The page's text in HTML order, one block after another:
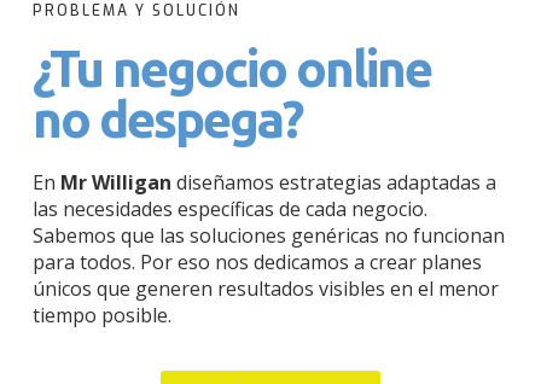
PROBLEMA Y SOLUCIÓN
¿Tu negocio online
no despega?
En Mr Willigan diseñamos estrategias adaptadas a
las necesidades específicas de cada negocio.
Sabemos que las soluciones genéricas no funcionan
para todos. Por eso nos dedicamos a crear planes
únicos que generen resultados visibles en el menor
tiempo posible.